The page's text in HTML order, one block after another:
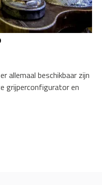
allemaal beschikbaar zijn
grijperconfigurator en